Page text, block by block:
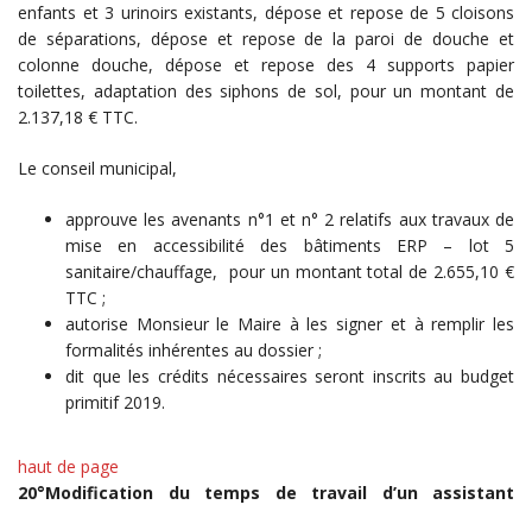
enfants et 3 urinoirs existants, dépose et repose de 5 cloisons
de séparations, dépose et repose de la paroi de douche et
colonne douche, dépose et repose des 4 supports papier
toilettes, adaptation des siphons de sol, pour un montant de
2.137,18 € TTC.
Le conseil municipal,
approuve les avenants n°1 et n° 2 relatifs aux travaux de
mise en accessibilité des bâtiments ERP – lot 5
sanitaire/chauffage, pour un montant total de 2.655,10 €
TTC ;
autorise Monsieur le Maire à les signer et à remplir les
formalités inhérentes au dossier ;
dit que les crédits nécessaires seront inscrits au budget
primitif 2019.
haut de page
20°Modification du temps de travail d’un assistant